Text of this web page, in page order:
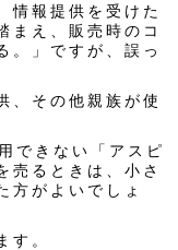
情報提供を受けた
まえ、販売時のコ
。」ですが、誤っ
、その他親族が使
できない「アスピ
売るときは、小さ
方がよいでしょ
す。